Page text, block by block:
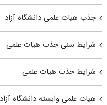
جذب هیات علمی دانشگاه آزاد
شرایط سنی جذب هیات علمی
شرایط جذب هیات علمی
هیات علمی وابسته دانشگاه آزاد